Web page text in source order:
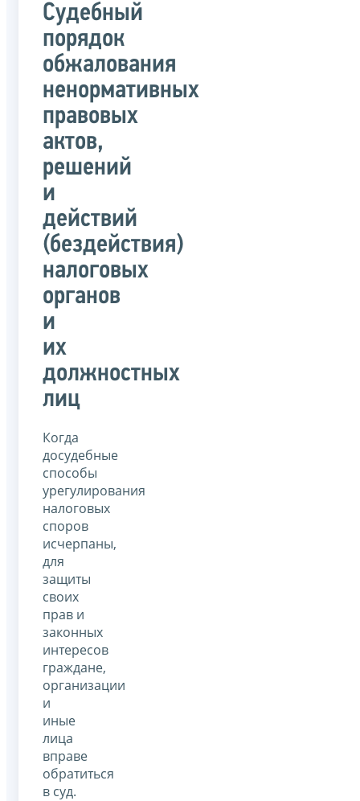
Судебный
порядок
обжалования
ненормативных
правовых
актов,
решений
и
действий
(бездействия)
налоговых
органов
и
их
должностных
лиц
Когда
досудебные
способы
урегулирования
налоговых
споров
исчерпаны,
для
защиты
своих
прав и
законных
интересов
граждане,
организации
и
иные
лица
вправе
обратиться
в суд.